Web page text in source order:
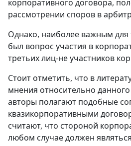
корпоративного договора,
рассмотрении споров в
Однако, наиболее важным для
был вопрос участия в
третьих лиц-не участников
Стоит отметить, что в
мнения относительно
авторы полагают подобные
квазикорпоративными
считают, что стороной
любом случае должен